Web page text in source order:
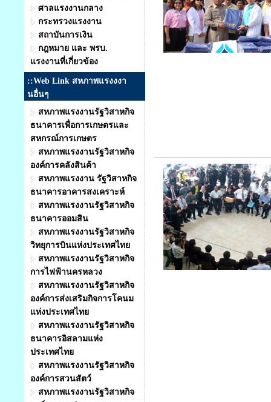
ศาลแรงงานกลาง
กระทรวงแรงงาน
สถาบันการเงิน
กฎหมาย และ พรบ.
แรงงานที่เกี่ยวข้อง
::Web Link สหภาพแรงงงา
นอื่นๆ
สหภาพแรงงานรัฐวิสาหกิจ
ธนาคารเพื่อการเกษตรและ
สหกรณ์การเกษตร
สหภาพแรงงานรัฐวิสาหกิจ
องค์การคลังสินค้า
สหภาพแรงงาน รัฐวิสาหกิจ
ธนาคารอาคารสงเคราะห์
สหภาพแรงงานรัฐวิสาหกิจ
ธนาคารออมสิน
สหภาพแรงงานรัฐวิสาหกิจ
วิทยุการบินแห่งประเทศไทย
สหภาพแรงงานรัฐวิสาหกิจ
การไฟฟ้านครหลวง
สหภาพแรงงานรัฐวิสาหกิจ
องค์การส่งเสริมกิจการโคนม
แห่งประเทศไทย
สหภาพแรงงานรัฐวิสาหกิจ
ธนาคารอิสลามแห่ง
ประเทศไทย
สหภาพแรงงานรัฐวิสาหกิจ
องค์การสวนสัตว์
สหภาพแรงงานรัฐวิสาหกิจ